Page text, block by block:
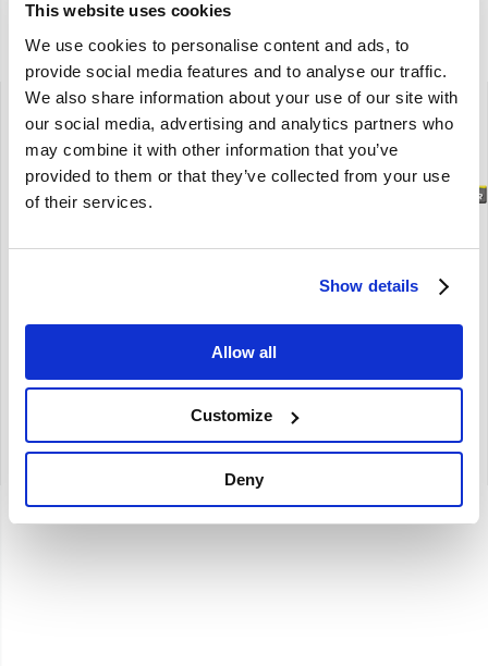
This website uses cookies
We use cookies to personalise content and ads, to
provide social media features and to analyse our traffic.
We also share information about your use of our site with
our social media, advertising and analytics partners who
may combine it with other information that you’ve
provided to them or that they’ve collected from your use
of their services.
Show details
Allow all
Customize
Deny
Gerelateerde artikelen
20,45Excl. BTW